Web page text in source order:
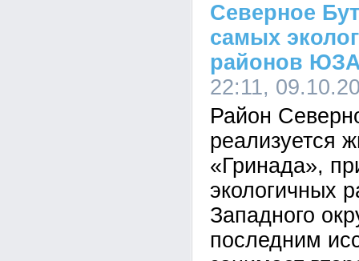
Северное
самых
районов
22:11,
Район
реализуется
«Гринада»,
экологичных
Западного
последним